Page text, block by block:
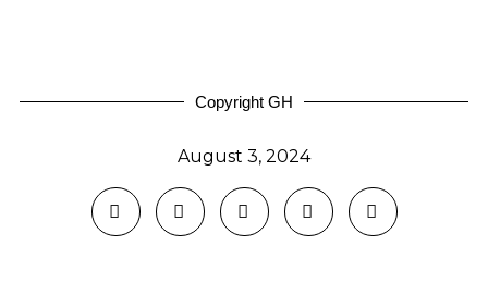
Copyright GH
August 3, 2024